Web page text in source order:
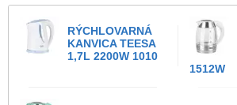
RÝCHLOVARNÁ
KANVICA TEESA
1,7L 2200W 1010
1512W